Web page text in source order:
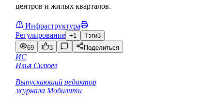
центров и жилых кварталов.
Инфраструктура
Регулирование +1 Тэги3
69
3 Поделиться
ИС
Илья Склюев
Выпускающий редактор
журнала Мобилити